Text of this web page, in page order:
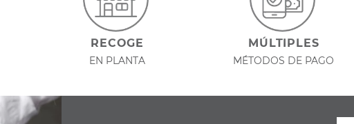
RECOGE
EN PLANTA
MÚLTIPLES
MÉTODOS DE PAGO